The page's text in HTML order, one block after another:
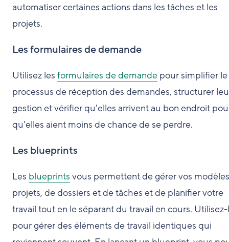
automatiser certaines actions dans les tâches et les
projets.
Les formulaires de demande
Utilisez les formulaires de demande pour simplifier le
processus de réception des demandes, structurer
gestion et vérifier qu'elles arrivent au bon endroit
qu'elles aient moins de chance de se perdre.
Les blueprints
Les blueprints vous permettent de gérer vos
projets, de dossiers et de tâches et de planifier votre
travail tout en le séparant du travail en cours.
pour gérer des éléments de travail identiques qui